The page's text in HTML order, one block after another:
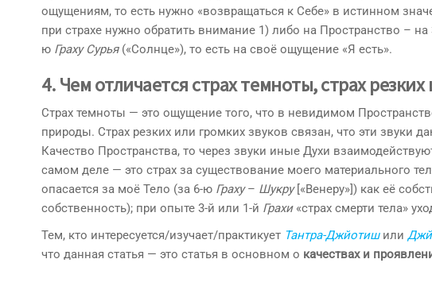
ощущениям, то есть нужно «возвращаться к Себе» в истинном
при страхе нужно обратить внимание 1) либо на Пространство –
ю Граху Сурья(«Солнце»), то есть на своё ощущение «Я есть».
4.Чем отличается страхтемноты, страх резких
Страх темноты — это ощущение того, что в невидимом
природы. Страх резких или громких звуков связан, что эти звуки
Качество Пространства, то через звуки иные Духи
самом деле — это страх за существование моего материального
опасается за моё Тело (за 6-ю Граху– Шукру[«Венеру»]) как её
собственность); при опыте 3-й или 1-й Грахи«страх смерти тела»
Тем, кто интересуется/изучает/практикует Тантра-Джйотишили
что данная статья — это статья в основном о качествах и